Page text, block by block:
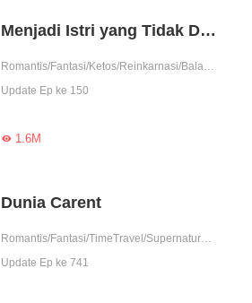
Menjadi Istri yang Tidak Diinginkan
Romantis/Fantasi/Ketos/Reinkarnasi/Balas Dendam/Contributor
Update Ep ke 150
1.6M
Dunia Carent
Romantis/Fantasi/TimeTravel/Supernatural/System/Fantasi Urban/Sejarah/Romansa Istana/Licik/Wanita perkasa/Dewa/Drama
Update Ep ke 741